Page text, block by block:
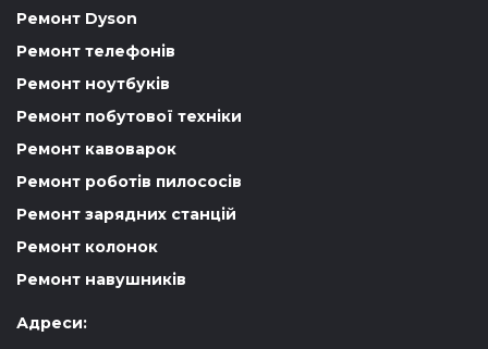
Ремонт Dyson
Ремонт телефонів
Ремонт ноутбуків
Ремонт побутової техніки
Ремонт кавоварок
Ремонт роботів пилососів
Ремонт зарядних станцій
Ремонт колонок
Ремонт навушників
Адреси: